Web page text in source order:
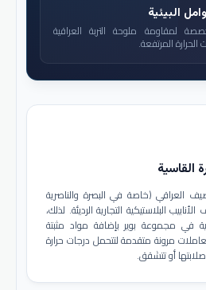
البيئية
لمقاومة ملوحة التربة العراقية
المرتفعة.
القاسية
العراقي (خاصة في البصرة والناصرية
البلاستيكية التجارية الرديئة. لذلك،
في مجموعة بوير بإضافة مواد مثبتة
مرونة متقدمة لتتحمل درجات حرارة
أو تتشقق.